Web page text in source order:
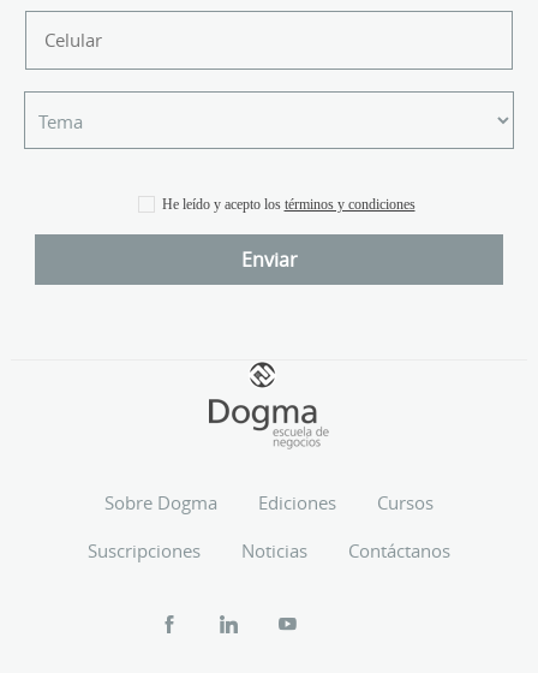
He leído y acepto los términos y condiciones
Sobre Dogma Ediciones
Cursos
Suscripciones
Noticias Contáctanos